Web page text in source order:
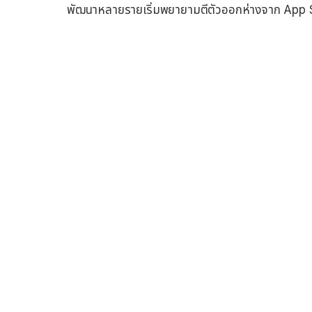
พัฒนาหลายรายเริ่มพยายามตีตัวออกห่างจาก App